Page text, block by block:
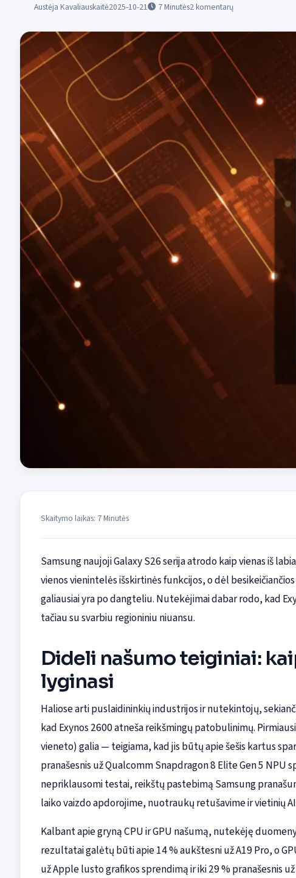
Austėja Kavaliauskaitė2025-10-21 7Minutės2 komentarų
Skaitymo laikas: 7 Minutės
Samsung naujoji Galaxy S26 serija atrodo kaip vienas iš
vienos vienintelės išskirtinės funkcijos, o dėl
galiausiai yra po dangteliu. Nutekėjimai dabar rodo, kad
tačiau su svarbiu regioniniu niuansu.
Dideli našumo teiginiai:
lyginasi
Haliose arti puslaidininkių industrijos ir nutekintojų,
kad Exynos 2600 atneša reikšmingų patobulinimų.
vieneto) galia — teigiama, kad jis būtų apie šešis kartus
pranašesnis už Qualcomm Snapdragon 8 Elite Gen 5 NPU
nepriklausomi testai, reikštų pastebimą Samsung
laiko vaizdo apdorojime, nuotraukų retušavime ir vietinių
Kalbant apie gryną CPU ir GPU našumą, nutekėję
rezultatai galėtų būti apie 14 % aukštesni už A19 Pro, o
už Apple lusto grafikos sprendimą ir iki 29 % pranašesnis